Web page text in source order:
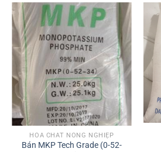
HÓA CHẤT NÔNG NGHIỆP
Bán MKP Tech Grade (0-52-